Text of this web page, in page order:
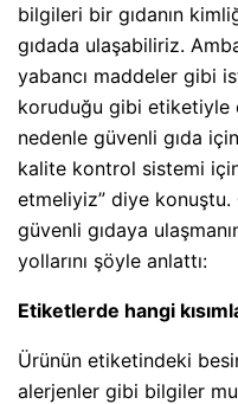
bilgileri bir gıdanın
gıdada ulaşabiliriz.
yabancı maddeler gibi
koruduğu gibi etiketiyle
nedenle güvenli gıda
kalite kontrol sistemi
etmeliyiz” diye konuştu.
güvenli gıdaya
yollarını şöyle anlattı:
Etiketlerde hangi
Ürünün etiketindeki
alerjenler gibi bilgiler